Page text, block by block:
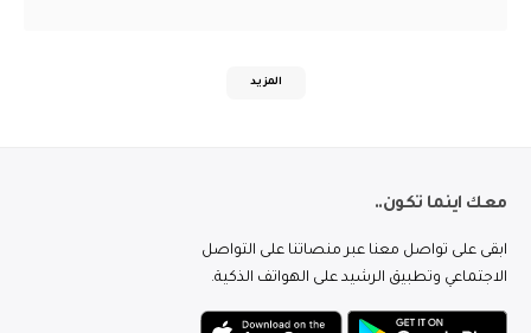
المزيد
معك اينما تكون..
ابقى على تواصل معنا عبر منصاتنا على التواصل
الاجتماعي وتطبيق الرشيد على الهواتف الذكية.